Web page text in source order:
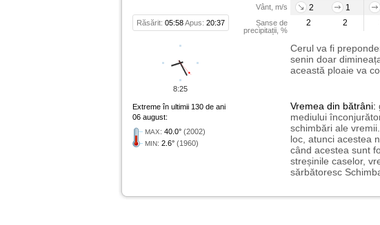
Răsărit: 05:58Apus: 20:37
Vânt, m/s
Șanse de
precipitații, %
2
1
2
2
Cerul va fi
senin doar
această ploaie va
Extreme în ultimii 130 de ani
06 august:
MAX: 40.0° (2002)
MIN: 2.6° (1960)
Vremea din bătrâni:
mediului
schimbări ale
loc, atunci acestea
când acestea sunt
streșinile caselor,
sărbătoresc
8:25